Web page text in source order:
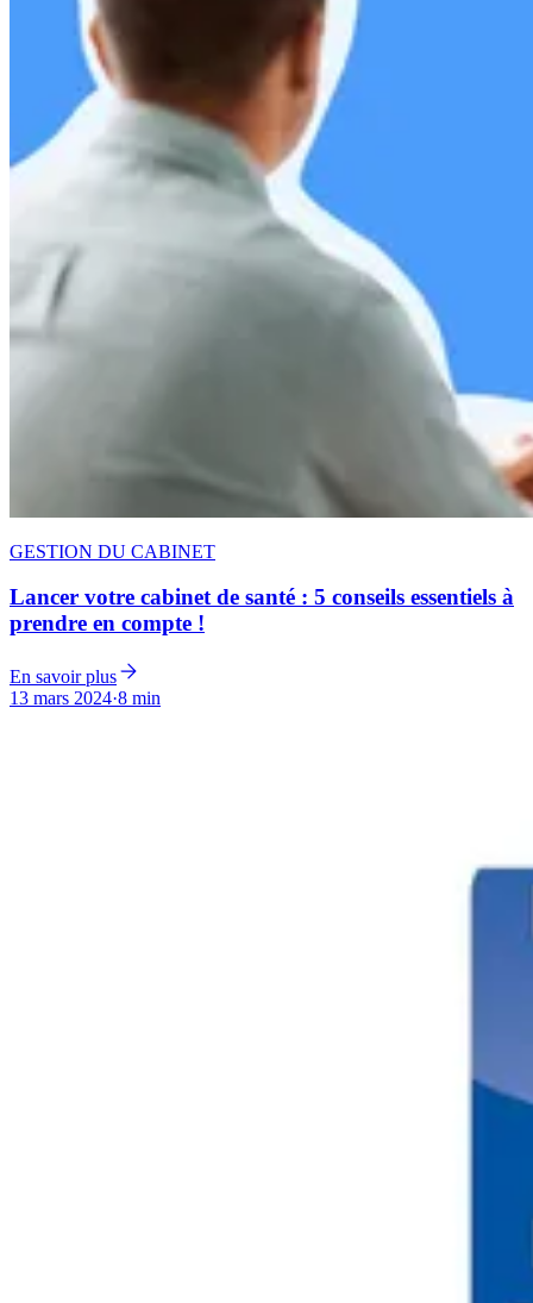
GESTION DU CABINET
Lancer votre cabinet de santé : 5 conseils essentiels à
prendre en compte !
En savoir plus
13 mars 2024·8 min